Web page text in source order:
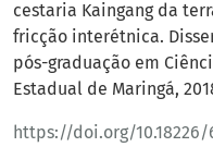
cestaria Kaingang da
fricção interétnica.
pós-graduação em
Estadual de Maringá,
https://doi.org/10.18226/